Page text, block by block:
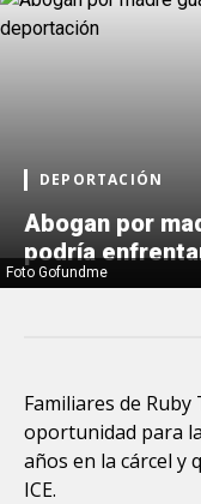
Foto Gofundme
DEPORTACIÓN
Abogan por
podría
Familiares de
oportunidad para
años en la cárcel y
ICE.